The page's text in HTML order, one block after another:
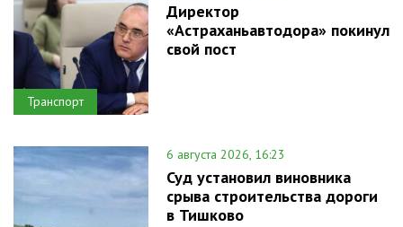
Транспорт
Директор
«Астраханьавтодора» покинул
свой пост
6 августа 2026, 16:23
Суд установил виновника
срыва строительства дороги
в Тишково